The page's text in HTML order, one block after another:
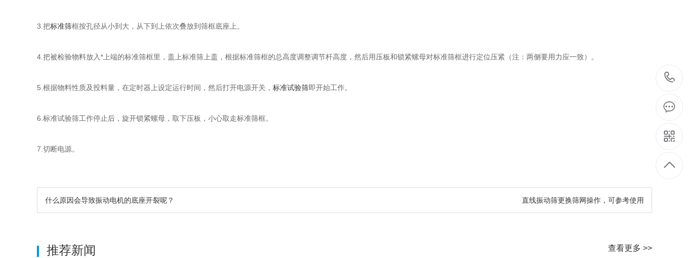
3.把标准筛框按孔径从小到大，从下到上依次叠放到筛框底座上。
4.把被检验物料放入*上端的标准筛框里，盖上标准筛上盖，根据标准筛框的总高度调整调节杆高度，然后用压板和锁紧螺母对标准筛框进行定位压紧（注：两侧要用力应一致）。
5.根据物料性质及投料量，在定时器上设定运行时间，然后打开电源开关， 标准试验筛即开始工作。
6.标准试验筛工作停止后，旋开锁紧螺母，取下压板，小心取走标准筛框。
7.切断电源。
什么原因会导致振动电机的底座开裂呢？ 直线振动筛更换筛网操作，可参考使用
查看更多 >>
推荐新闻